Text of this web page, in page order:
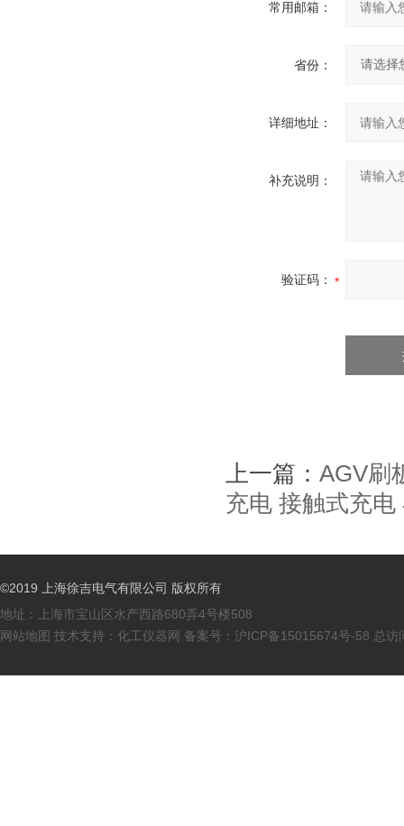
常用邮箱：
省份：
详细地址：
补充说明：
验证码：
上一篇： AGV刷
充电 接触式充
©2019 上海徐吉电气有限公司 版权所有
地址：上海市宝山区水产西路680弄4号楼508
网站地图 技术支持： 化工仪器网 备案号： 沪ICP备15015674号-58 总访